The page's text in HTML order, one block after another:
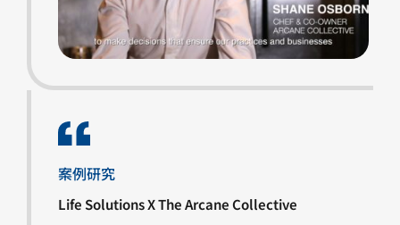
案例研究
Life Solutions X The Arcane Collective